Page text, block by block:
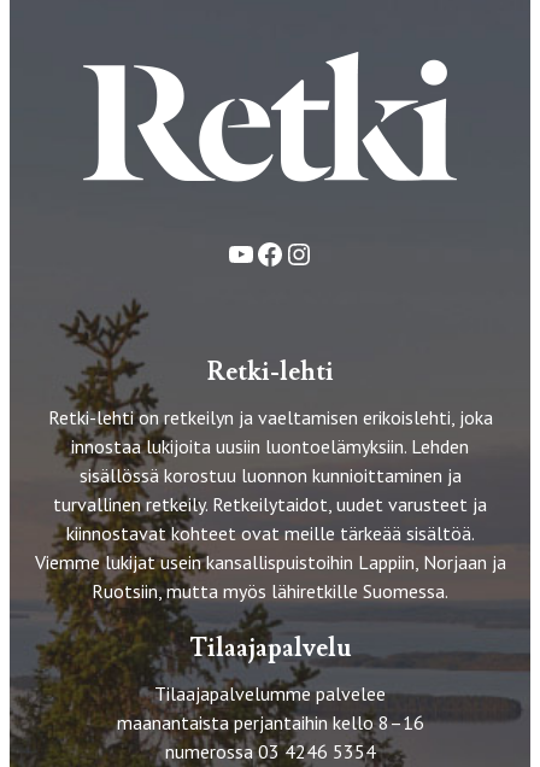
YouTube
FacebookInstagram
Retki-lehti
Retki-lehti on retkeilyn ja vaeltamisen erikoislehti, joka
innostaa lukijoita uusiin luontoelämyksiin. Lehden
sisällössä korostuu luonnon kunnioittaminen ja
turvallinen retkeily. Retkeilytaidot, uudet varusteet ja
kiinnostavat kohteet ovat meille tärkeää sisältöä.
Viemme lukijat usein kansallispuistoihin Lappiin, Norjaan ja
Ruotsiin, mutta myös lähiretkille Suomessa.
Tilaajapalvelu
Tilaajapalvelumme palvelee
maanantaista perjantaihin kello 8–16
numerossa 03 4246 5354